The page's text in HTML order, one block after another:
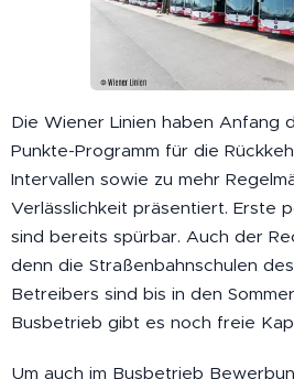
Die Wiener Linien haben Anfang
Punkte-Programm für die
Intervallen sowie zu mehr
Verlässlichkeit präsentiert. Erste
sind bereits spürbar. Auch der
denn die Straßenbahnschulen
Betreibers sind bis in den
Busbetrieb gibt es noch freie
Um auch im Busbetrieb